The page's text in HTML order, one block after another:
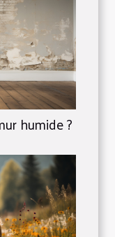
humide ?